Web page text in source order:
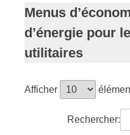
Menus
d’énergie pour
utilitaires
Afficher
Rechercher: